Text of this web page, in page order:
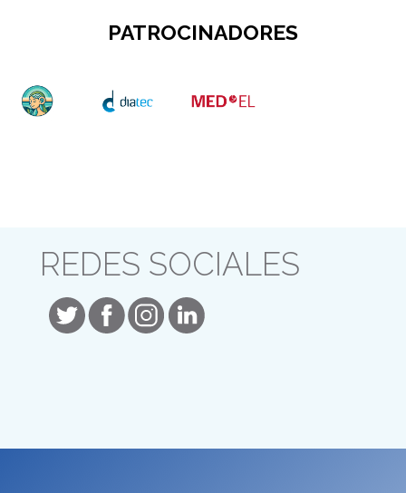
PATROCINADORES
REDES SOCIALES